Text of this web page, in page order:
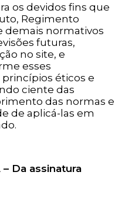
os devidos fins que
Regimento
demais normativos
futuras,
no site, e
esses
éticos e
ciente das
das normas e
de aplicá-las em
– Da assinatura